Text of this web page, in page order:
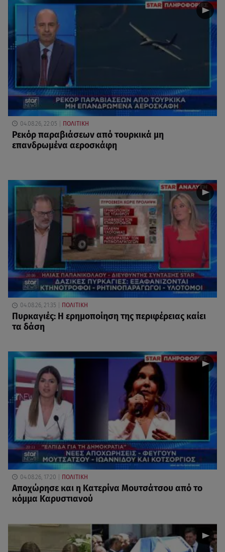
04.08.26, 22:05 ΠΟΛΙΤΙΚΗ
Ρεκόρ παραβιάσεων από τουρκικά μη
επανδρωμένα αεροσκάφη
04.08.26, 21:35 ΠΟΛΙΤΙΚΗ
Πυρκαγιές: Η ερημοποίηση της περιφέρειας καίει
τα δάση
04.08.26, 17:20 ΠΟΛΙΤΙΚΗ
Αποχώρησε και η Κατερίνα Μουτσάτσου από το
κόμμα Καρυστιανού